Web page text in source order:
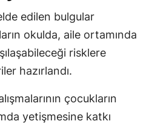
edilen bulgular
okulda, aile ortamında
risklere
hazırlandı.
çocukların
yetişmesine katkı